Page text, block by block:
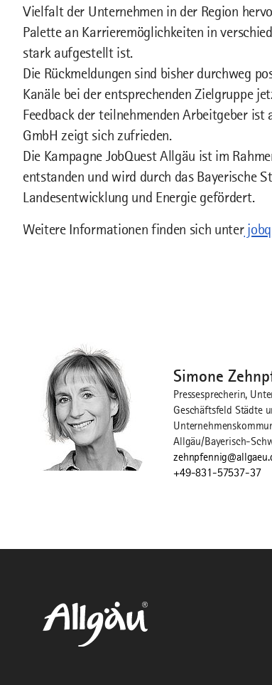
Vielfalt der Unternehmen in der Region
Palette an Karrieremöglichkeiten in
stark aufgestellt ist.
Die Rückmeldungen sind bisher durchweg
Kanäle bei der entsprechenden Zielgruppe
Feedback der teilnehmenden Arbeitgeber
GmbH zeigt sich zufrieden.
Die Kampagne JobQuest Allgäu ist im
entstanden und wird durch das Bayerische
Landesentwicklung und Energie gefördert.
Weitere Informationen finden sich unter
Simone
Pressesprecherin,
Geschäftsfeld Städte
Allgäu/Bayerisch-
+49-831-57537-37